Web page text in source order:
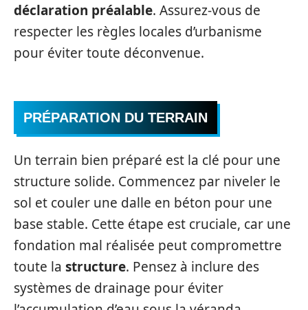
déclaration préalable. Assurez-vous de
respecter les règles locales d’urbanisme
pour éviter toute déconvenue.
PRÉPARATION DU TERRAIN
Un terrain bien préparé est la clé pour une
structure solide. Commencez par niveler le
sol et couler une dalle en béton pour une
base stable. Cette étape est cruciale, car une
fondation mal réalisée peut compromettre
toute la structure. Pensez à inclure des
systèmes de drainage pour éviter